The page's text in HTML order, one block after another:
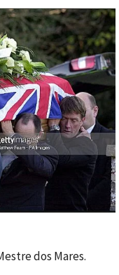
dos Mares.